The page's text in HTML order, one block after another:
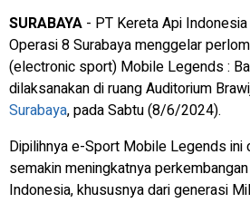
SURABAYA - PT Kereta Api
Operasi 8 Surabaya menggelar
(electronic sport) Mobile Legends :
dilaksanakan di ruang Auditorium
Surabaya, pada Sabtu (8/6/2024).
Dipilihnya e-Sport Mobile Legends ini
semakin meningkatnya
Indonesia, khususnya dari generasi